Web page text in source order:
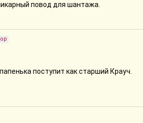
повод для шантажа.
поступит как старший Крауч.